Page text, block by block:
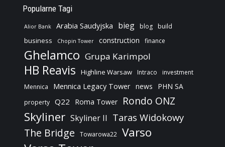
Popularne Tagi
Alior Bank Arabia Saudyjska bieg blog build
business Chopin Tower construction finance
Ghelamco Grupa Karimpol
HB Reavis Highline Warsaw Intraco
investment
Mennica
Mennica Legacy Tower news PHN SA
property Q22 Roma Tower Rondo ONZ
Skyliner Skyliner II Taras Widokowy
The Bridge Towarowa22 Varso